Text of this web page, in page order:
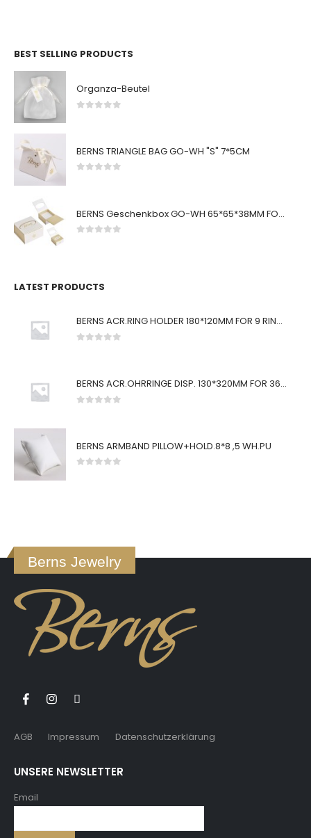
BEST SELLING PRODUCTS
Organza-Beutel
BERNS TRIANGLE BAG GO-WH "S" 7*5CM
BERNS Geschenkbox GO-WH 65*65*38MM FOR SMALL SETS
LATEST PRODUCTS
BERNS ACR.RING HOLDER 180*120MM FOR 9 RINGS
BERNS ACR.OHRRINGE DISP. 130*320MM FOR 36 PAIRS
BERNS ARMBAND PILLOW+HOLD.8*8 ,5 WH.PU
Berns Jewelry
AGB Impressum Datenschutzerklärung
UNSERE NEWSLETTER
Email